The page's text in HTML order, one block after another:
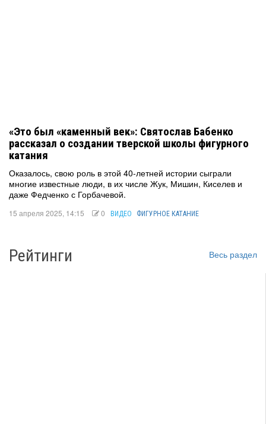
«Это был «каменный век»: Святослав Бабенко
рассказал о создании тверской школы фигурного
катания
Оказалось, свою роль в этой 40-летней истории сыграли
многие известные люди, в их числе Жук, Мишин, Киселев и
даже Федченко с Горбачевой.
15 апреля 2025, 14:15 0 ВИДЕО ФИГУРНОЕ КАТАНИЕ
Рейтинги Весь раздел